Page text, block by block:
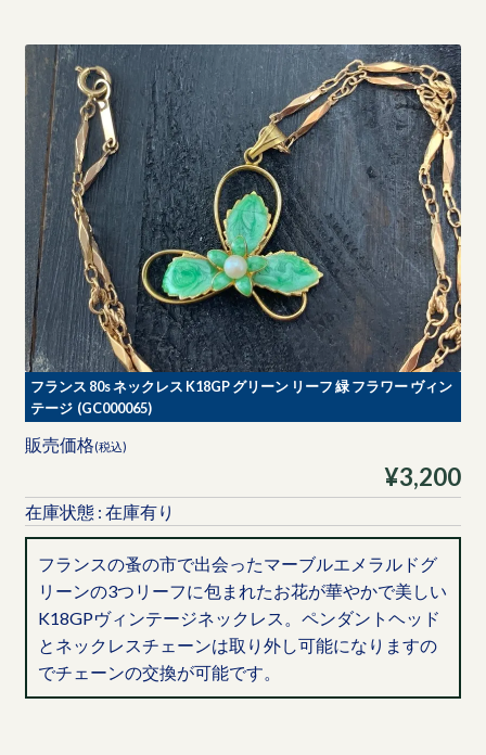
フランス 80s ネックレス K18GP グリーン リーフ 緑 フラワー ヴィン
テージ (GC000065)
販売価格(税込)
¥3,200
在庫状態 : 在庫有り
フランスの蚤の市で出会ったマーブルエメラルドグ
リーンの3つリーフに包まれたお花が華やかで美しい
K18GPヴィンテージネックレス。ペンダントヘッド
とネックレスチェーンは取り外し可能になりますの
でチェーンの交換が可能です。